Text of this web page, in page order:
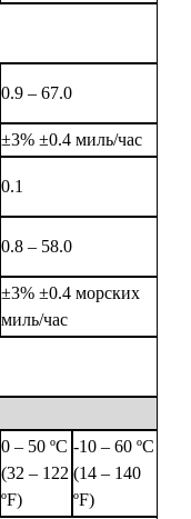
0.9 – 67.0
±3% ±0.4 миль/час
0.1
0.8 – 58.0
±3% ±0.4 морских
миль/час
0 – 50 ºС
(32 – 122
ºF)
-10 – 60 ºС
(14 – 140
ºF)